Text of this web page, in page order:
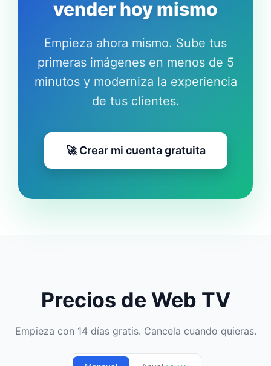
vender hoy mismo
Empieza ahora mismo. Sube tus
primeras imágenes en menos de 5
minutos y moderniza la experiencia
de tus clientes.
🚀 Crear mi cuenta gratuita
Precios de Web TV
Empieza con 14 días gratis. Cancela cuando quieras.